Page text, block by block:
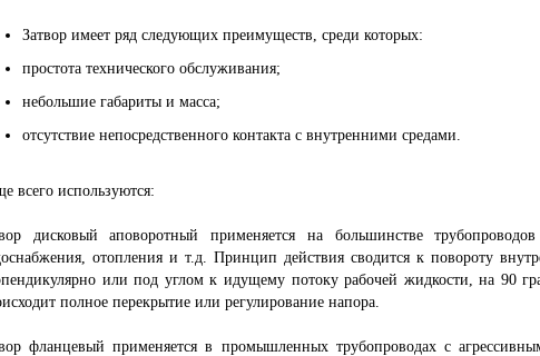
Затвор имеет ряд следующих преимуществ, среди которых:
простота технического обслуживания;
небольшие габариты и масса;
отсутствие непосредственного контакта с внутренними средами.
всего используются:
дисковый аповоротный применяется на большинстве
отопления и т.д. Принцип действия сводится к повороту
или под углом к идущему потоку рабочей жидкости, на 90
полное перекрытие или регулирование напора.
фланцевый применяется в промышленных трубопроводах с